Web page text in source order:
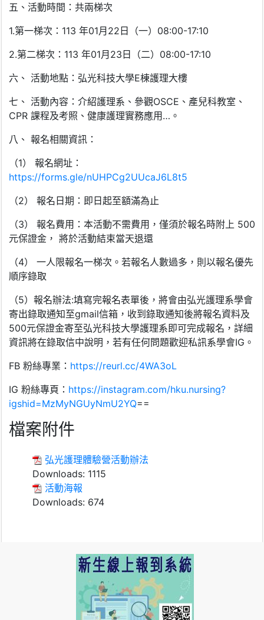
五、活動時間：共兩梯次
1.第一梯次：113 年01月22日（一）08:00-17:10
2.第二梯次：113 年01月23日（二）08:00-17:10
六、 活動地點：弘光科技大學E棟護理大樓
七、 活動內容：介紹護理系、參觀OSCE、產兒科教室、
CPR 課程及考照、健康護理實務應用…。
八、 報名相關資訊：
（1） 報名網址：
https://forms.gle/nUHPCg2UUcaJ6L8t5
（2） 報名日期：即日起至額滿為止
（3） 報名費用：本活動不需費用，僅須於報名時附上 500
元保證金， 將於活動結束當天退還
（4） 一人限報名一梯次。若報名人數過多，則以報名優先
順序錄取
（5）報名辦法:填寫完報名表單後，將會由弘光護理系學會
寄出錄取通知至gmail信箱，收到錄取通知後將報名資料及
500元保證金寄至弘光科技大學護理系即可完成報名，詳細
資訊將在錄取信中說明，若有任何問題歡迎私訊系學會IG。
FB 粉絲專業： https://reurl.cc/4WA3oL
IG 粉絲專頁： https://instagram.com/hku.nursing?
igshid=MzMyNGUyNmU2YQ==
檔案附件
弘光護理體驗營活動辦法
Downloads: 1115
活動海報
Downloads: 674